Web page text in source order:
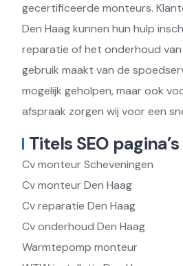
gecertificeerde monteurs.
Den Haag kunnen hun hulp
reparatie of het onderhoud
gebruik maakt van de
mogelijk geholpen, maar ook
afspraak zorgen wij voor een
Titels SEO pagina’s
Cv monteur Scheveningen
Cv monteur Den Haag
Cv reparatie Den Haag
Cv onderhoud Den Haag
Warmtepomp monteur